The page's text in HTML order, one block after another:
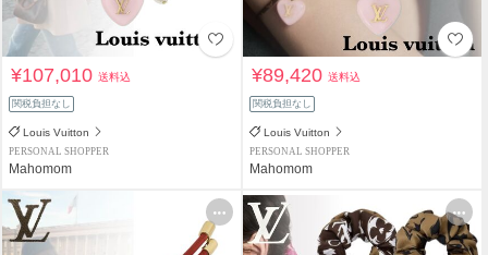
¥107,010送料込
関税負担なし
Louis Vuitton
PERSONAL SHOPPER
Mahomom
¥89,420送料込
関税負担なし
Louis Vuitton
PERSONAL SHOPPER
Mahomom